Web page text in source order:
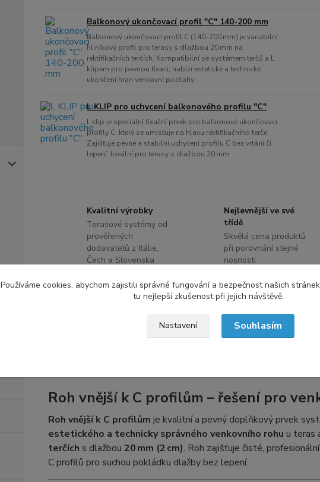
Balkonový ukončovací profil "C" 140-200 mm
Balkonový ukončovací profil C (140–200 mm) je variabilní
hliníkový profil pro terasy s dlažbou 20 mm na
rektifikačních terčích. Kompatibilní se systémem terčů a L
klipem pro pevnou fixaci, nabízí estetické a technické
ukončení hran venkovní podlahy.
L KLIP pro uchycení balkonového profilu "C"
L klip je speciální fixační prvek pro balkonové ukončovací
profily C, který se umisťuje na hlavu rektifikačního terče.
Zajišťuje pevné a stabilní uchycení profilu C bez vrtání či
lepení. Ideální pro terasy s dlažbou 20 mm.
Kvalitní výrobky
Terasové systémy od
prověřených
dodavatelů z Itálie,
Čech a Slovenska
Nejlevnější ve své
třídě
Skvělá cena produktů
při porovnání stejné
nosnosti
Roh vnější k C profilům – řešení pro
Roh vnější k C profilům je kvalitní a pevný doplňkový prvek
estetického a technicky správného venkovního rohu u teras
terčích s dlažbou 20 mm (2 cm). Roh zajišťuje čisté,
C profilů pro suchou pokládku dlažby bez lepení.
Používáme cookies, abychom zajistili správné fungování a bezpečnost našich
tu nejlepší zkušenost při jejich návštěvě.
Nastavení Souhlasím